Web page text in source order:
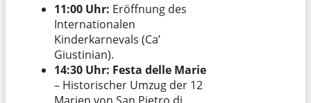
11:00 Uhr: Eröffnung des
Internationalen
Kinderkarnevals (Ca’
Giustinian).
14:30 Uhr: Festa delle Marie
– Historischer Umzug der 12